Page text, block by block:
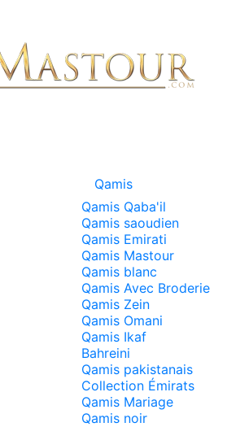
Qamis
Qamis Qaba'il
Qamis saoudien
Qamis Emirati
Qamis Mastour
Qamis blanc
Qamis Avec Broderie
Qamis Zein
Qamis Omani
Qamis Ikaf
Bahreini
Qamis pakistanais
Collection Émirats
Qamis Mariage
Qamis noir